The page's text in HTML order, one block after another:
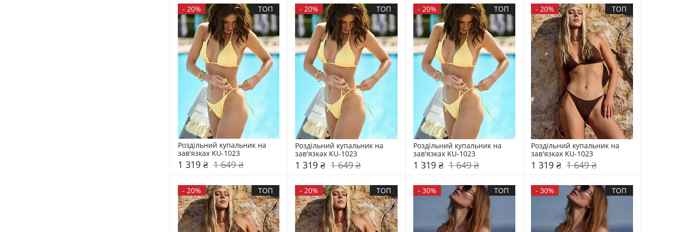
- 20% ТОП
Роздільний купальник на
зав'язках KU-1023
1 319 ₴ 1 649 ₴
-20% ТОП
Роздільний купальник на
зав'язках KU-1023
1 319 ₴ 1 649 ₴
- 20% ТОП
Роздільний купальник на
зав'язках KU-1023
1 319 ₴ 1 649 ₴
- 20% ТОП
Роздільний купальник на
зав'язках KU-1023
1 319 ₴ 1 649 ₴
- 20% ТОП -20% ТОП - 30% ТОП - 30% ТОП